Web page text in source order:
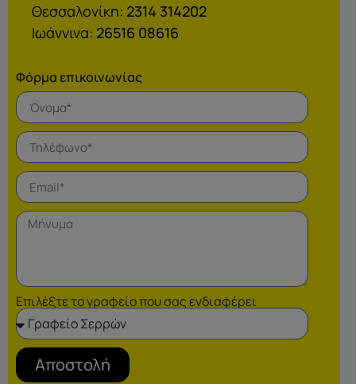
Θεσσαλονίκη: 2314 314202
Ιωάννινα: 26516 08616
Φόρμα επικοινωνίας
Επιλέξτε το γραφείο που σας ενδιαφέρει
Αποστολή